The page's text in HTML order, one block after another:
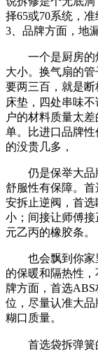
择65或70系统，
3、品牌方面，地
一个是厨房的烟
大小。换气扇的
要两三百，就是
床垫，四处串味不
户的材料质量太
单。比进口品牌
的没贵几多，
仍是保举大品牌
舒服性有保障。
安拆止逆阀，首
小；间接让师傅
元乙丙的橡胶条。
也会飘到你家里
的保暖和隔热性
牌方面，首选
位，尽量认准大
糊口质量。
首选袋拆弹簧